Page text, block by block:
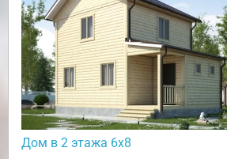
Дом в 2 этажа 6х8